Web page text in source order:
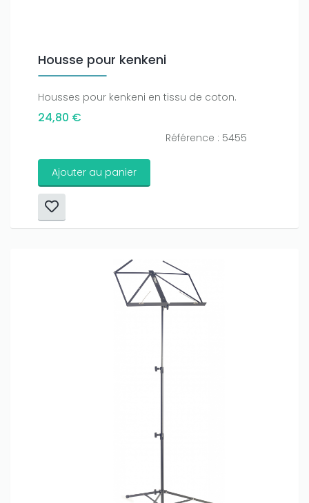
Housse pour kenkeni
Housses pour kenkeni en tissu de coton.
24,80 €
Référence : 5455
Ajouter au panier